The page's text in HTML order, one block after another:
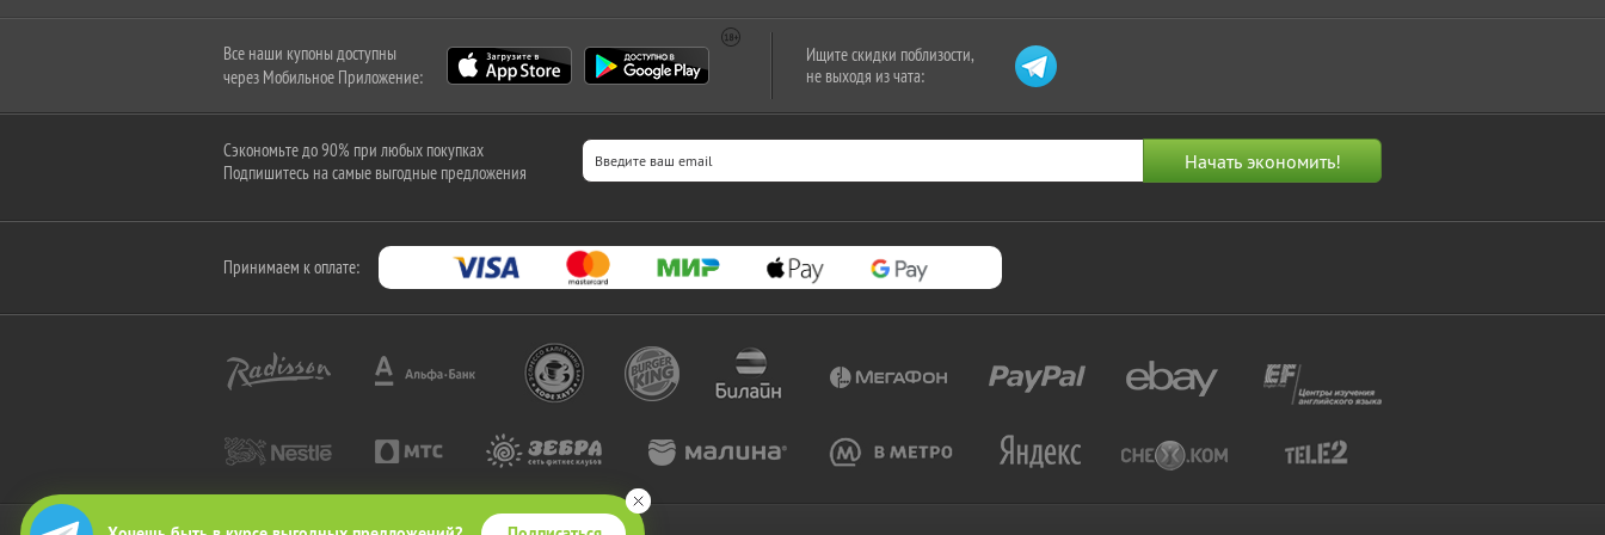
Все наши купоны доступны
через Мобильное Приложение:
Ищите скидки поблизости,
не выходя из чата:
Сэкономьте до 90% при любых покупках
Подпишитесь на самые выгодные предложения
Принимаем к оплате: